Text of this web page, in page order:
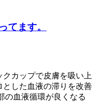
てます。
カップで皮膚を吸い上
した血液の滞りを改善
の血液循環が良くなる